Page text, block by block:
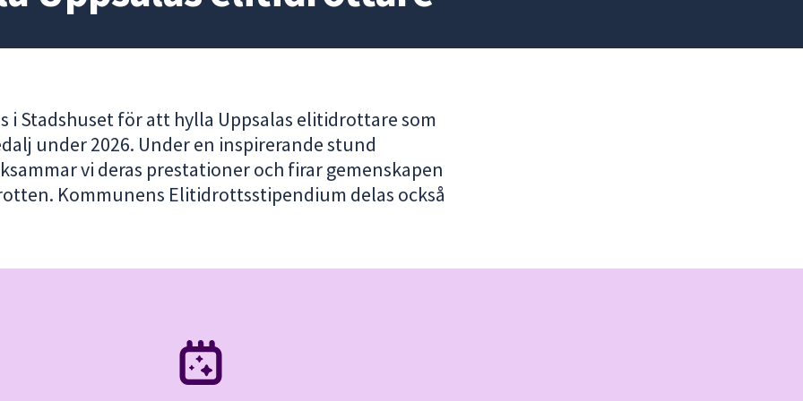
i Stadshuset för att hylla Uppsalas elitidrottare som
under 2026. Under en inspirerande stund
vi deras prestationer och firar gemenskapen
Kommunens Elitidrottsstipendium delas också